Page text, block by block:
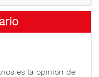
es la opinión de